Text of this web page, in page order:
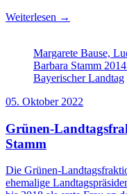
Weiterlesen →
Margarete Bause,
Barbara Stamm
Bayerischer Landtag
05. Oktober 2022
Grünen-
Stamm
Die Grünen-
ehemalige